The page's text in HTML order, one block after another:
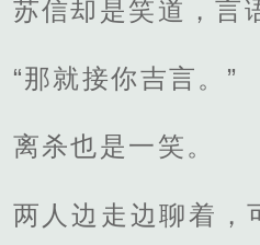
苏信却是笑道，言
“那就接你吉言。”
离杀也是一笑。
两人边走边聊着，